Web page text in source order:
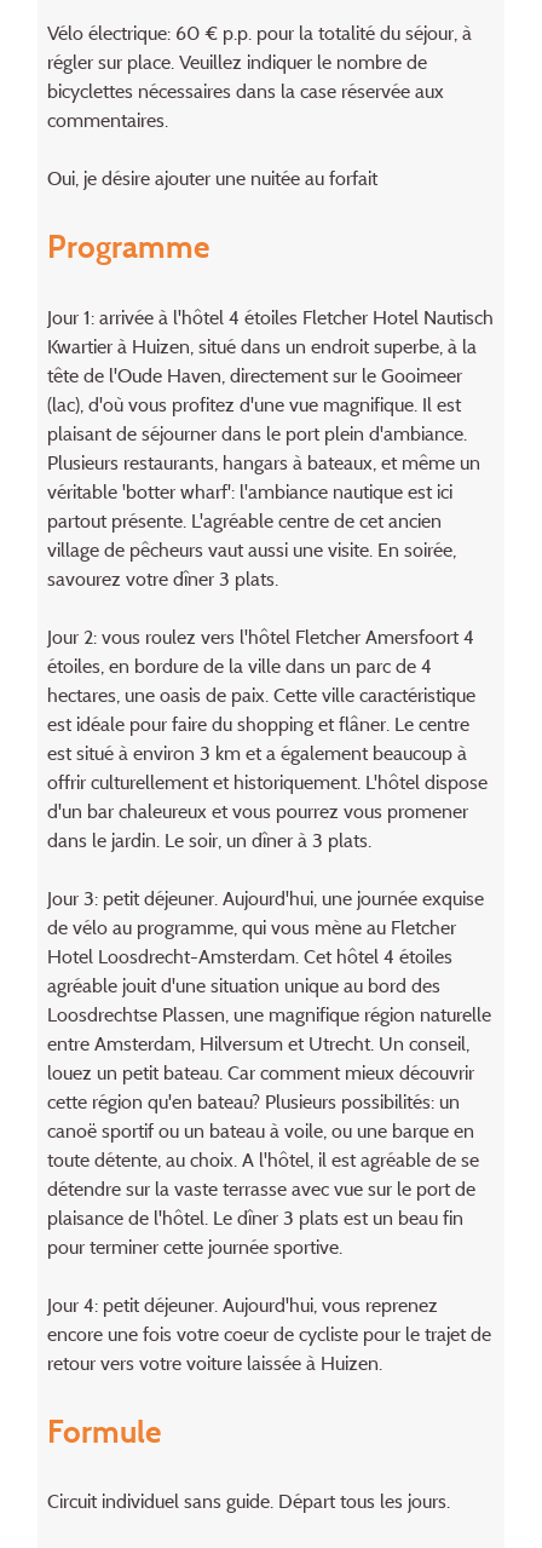
Vélo électrique: 60 € p.p. pour la totalité du séjour, à
régler sur place. Veuillez indiquer le nombre de
bicyclettes nécessaires dans la case réservée aux
commentaires.
Oui, je désire ajouter une nuitée au forfait
Programme
Jour 1: arrivée à l'hôtel 4 étoiles Fletcher Hotel Nautisch
Kwartier à Huizen, situé dans un endroit superbe, à la
tête de l'Oude Haven, directement sur le Gooimeer
(lac), d'où vous profitez d'une vue magnifique. Il est
plaisant de séjourner dans le port plein d'ambiance.
Plusieurs restaurants, hangars à bateaux, et même un
véritable 'botter wharf': l'ambiance nautique est ici
partout présente. L'agréable centre de cet ancien
village de pêcheurs vaut aussi une visite. En soirée,
savourez votre dîner 3 plats.
Jour 2: vous roulez vers l'hôtel Fletcher Amersfoort 4
étoiles, en bordure de la ville dans un parc de 4
hectares, une oasis de paix. Cette ville caractéristique
est idéale pour faire du shopping et flâner. Le centre
est situé à environ 3 km et a également beaucoup à
offrir culturellement et historiquement. L'hôtel dispose
d'un bar chaleureux et vous pourrez vous promener
dans le jardin. Le soir, un dîner à 3 plats.
Jour 3: petit déjeuner. Aujourd'hui, une journée exquise
de vélo au programme, qui vous mène au Fletcher
Hotel Loosdrecht-Amsterdam. Cet hôtel 4 étoiles
agréable jouit d'une situation unique au bord des
Loosdrechtse Plassen, une magnifique région naturelle
entre Amsterdam, Hilversum et Utrecht. Un conseil,
louez un petit bateau. Car comment mieux découvrir
cette région qu'en bateau? Plusieurs possibilités: un
canoë sportif ou un bateau à voile, ou une barque en
toute détente, au choix. A l'hôtel, il est agréable de se
détendre sur la vaste terrasse avec vue sur le port de
plaisance de l'hôtel. Le dîner 3 plats est un beau fin
pour terminer cette journée sportive.
Jour 4: petit déjeuner. Aujourd'hui, vous reprenez
encore une fois votre coeur de cycliste pour le trajet de
retour vers votre voiture laissée à Huizen.
Formule
Circuit individuel sans guide. Départ tous les jours.